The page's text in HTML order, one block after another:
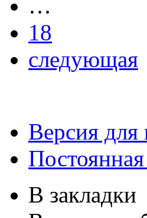
…
18
следующая
Версия для
В закладки